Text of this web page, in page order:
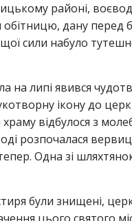
районі,
дану перед
сили набуло
на липі явився
ікону до
відбулося з
розпочалася
Одна зі
були знищені,